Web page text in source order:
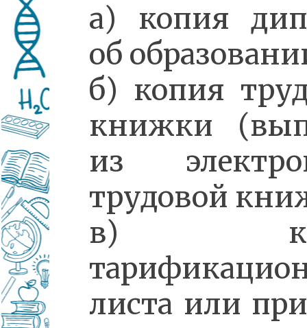
а) копия
об
б) копия
книжки
из
трудовой
в)
листа или